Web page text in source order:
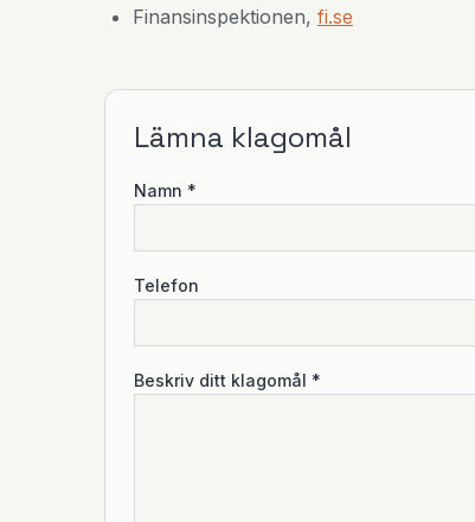
Finansinspektionen, fi.se
Lämna klagomål
Namn *
Telefon
Beskriv ditt klagomål *